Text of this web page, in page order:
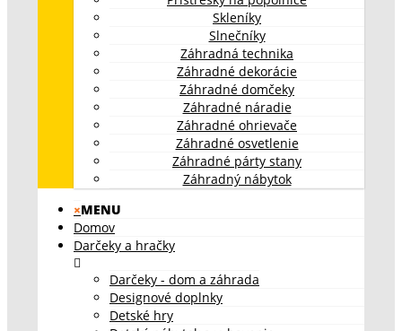
Skleníky
Slnečníky
Záhradná technika
Záhradné dekorácie
Záhradné domčeky
Záhradné náradie
Záhradné ohrievače
Záhradné osvetlenie
Záhradné párty stany
Záhradný nábytok
×MENU
Domov
Darčeky a hračky
Darčeky - dom a záhrada
Designové doplnky
Detské hry